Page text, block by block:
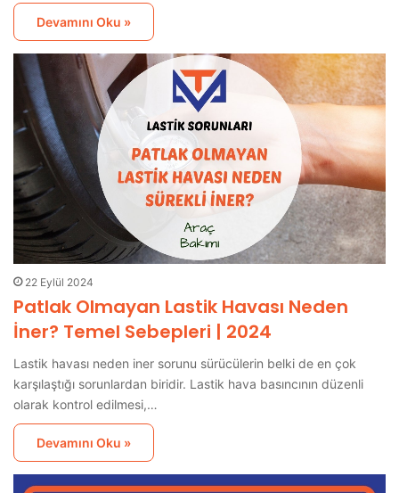
Devamını Oku »
22 Eylül 2024
Patlak Olmayan Lastik Havası Neden
İner? Temel Sebepleri | 2024
Lastik havası neden iner sorunu sürücülerin belki de en çok
karşılaştığı sorunlardan biridir. Lastik hava basıncının düzenli
olarak kontrol edilmesi,…
Devamını Oku »